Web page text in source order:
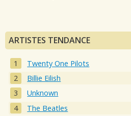
ARTISTES TENDANCE
Twenty One Pilots
Billie Eilish
Unknown
The Beatles